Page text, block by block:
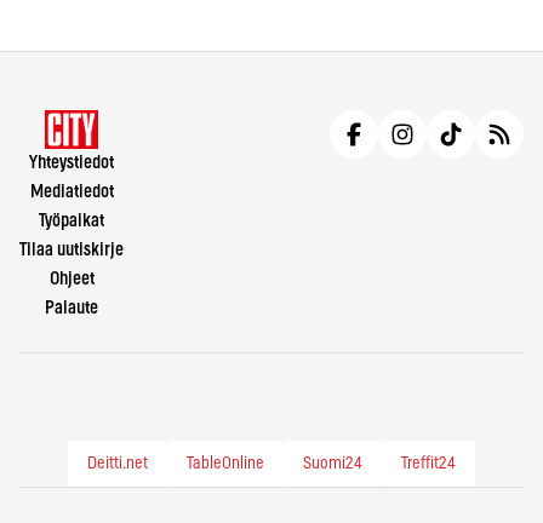
Yhteystiedot
Mediatiedot
Työpaikat
Tilaa uutiskirje
Ohjeet
Palaute
Deitti.net TableOnline Suomi24 Treffit24